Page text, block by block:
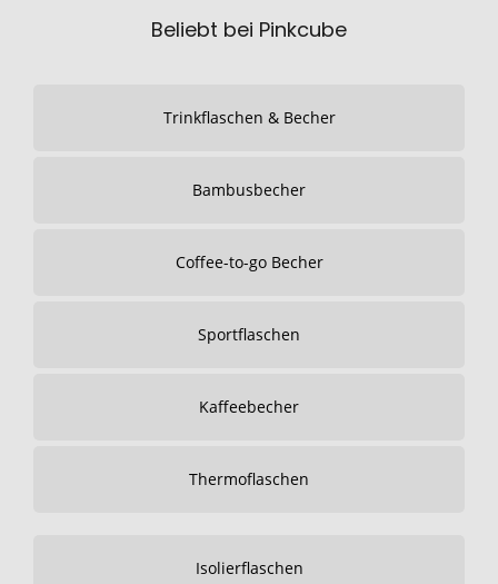
Beliebt bei Pinkcube
Trinkflaschen & Becher
Bambusbecher
Coffee-to-go Becher
Sportflaschen
Kaffeebecher
Thermoflaschen
Isolierflaschen